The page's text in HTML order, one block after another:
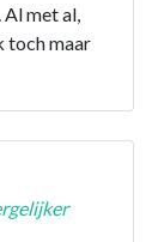
met al,
toch maar